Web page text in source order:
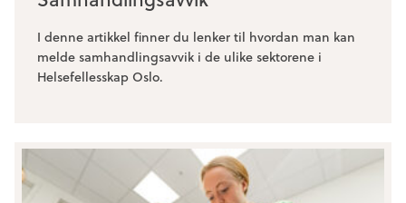
I denne artikkel finner du lenker til hvordan man kan
melde samhandlingsavvik i de ulike sektorene i
Helsefellesskap Oslo.